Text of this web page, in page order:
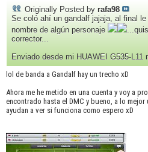
Originally Posted by rafa98
Se coló ahí un gandalf jajaja, al final le
nombre de algún personaje
corrector...
Enviado desde mi HUAWEI G535-L11
lol de banda a Gandalf hay un trecho xD
Ahora me he metido en una cuenta y voy a
encontrado hasta el DMC y bueno, a lo
ayudan a ver si funciona como espero xD